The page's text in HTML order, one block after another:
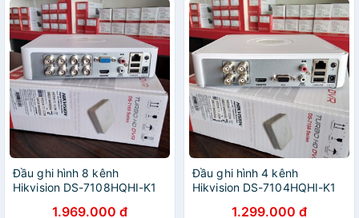
Đầu ghi hình 8 kênh
Hikvision DS-7108HQHI-K1
1.969.000 đ
Đầu ghi hình 4 kênh
Hikvision DS-7104HQHI-K1
1.299.000 đ